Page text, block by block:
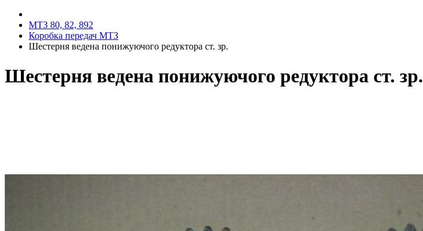
МТЗ 80, 82, 892
Коробка передач МТЗ
Шестерня ведена понижуючого редуктора ст. зр.
Шестерня ведена понижуючого редуктора ст. зр.